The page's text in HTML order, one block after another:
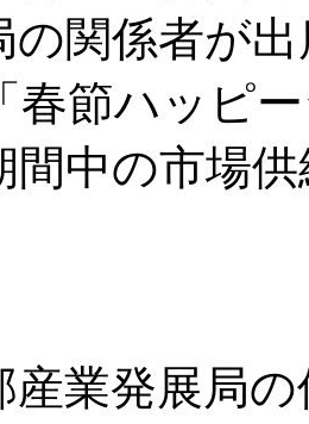
の関係者が
春節ハッピ
間中の市場
産業発展局